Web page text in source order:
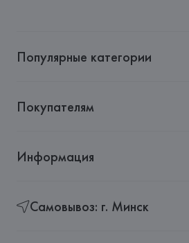
Популярные категории
Покупателям
Информация
Самовывоз: г. Минск